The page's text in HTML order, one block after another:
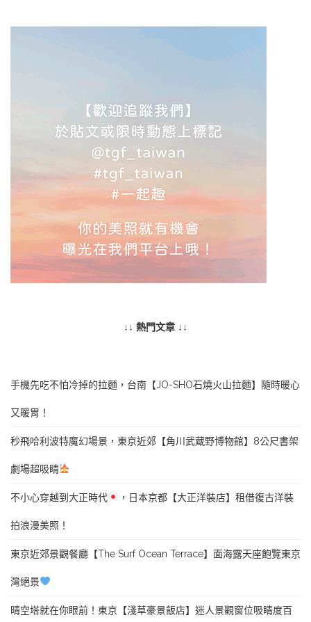
↓↓ 熱門文章 ↓↓
手機先吃不怕冷掉的拉麵，台南【JO-SHO石燒火山拉麵】隨時暖心
又暖胃！
秒飛哈利波特魔幻場景，東京近郊【角川武蔵野博物館】8公尺書架
劇場超吸睛
不小心穿越到大正時代 ，日本京都【大正洋裝店】租借復古洋裝
拍浪漫美照！
東京近郊景觀餐廳【The Surf Ocean Terrace】面海露天座飽覽東京
灣絕景
晴空塔就在你眼前！東京【淺草豪景飯店】迷人景觀窗位吸睛度百